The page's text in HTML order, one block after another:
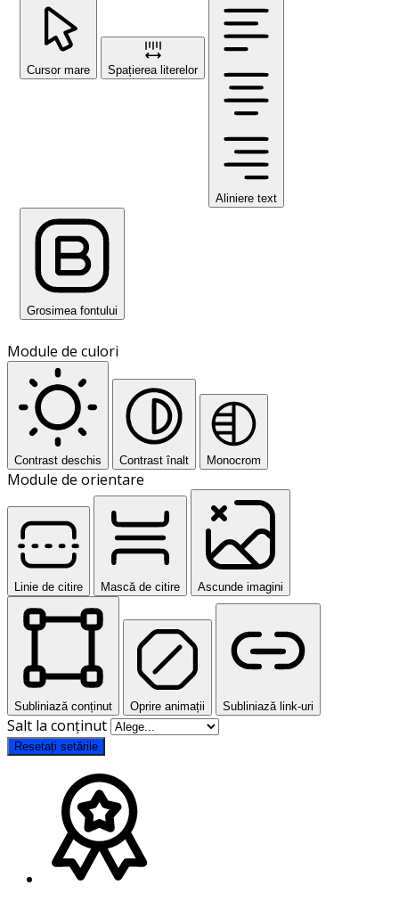
Cursor mare Spațierea literelor
Aliniere text
Grosimea fontului
Module de culori
Contrast deschis Contrast înalt Monocrom
Module de orientare
Linie de citire Mască de citire Ascunde imagini
Subliniază conținut Oprire animații Subliniază link-uri
Salt la conținut
Resetați setările